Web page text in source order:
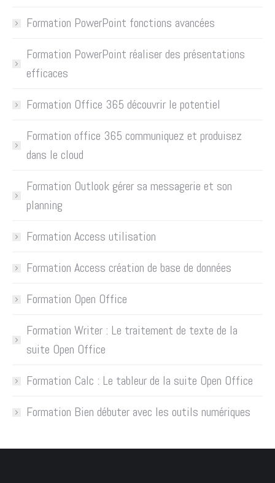
Formation PowerPoint fonctions avancées
Formation PowerPoint réaliser des présentations
efficaces
Formation Office 365 découvrir le potentiel
Formation office 365 communiquez et produisez
dans le cloud
Formation Outlook gérer sa messagerie et son
planning
Formation Access utilisation
Formation Access création de base de données
Formation Open Office
Formation Writer : Le traitement de texte de la
suite Open Office
Formation Calc : Le tableur de la suite Open Office
Formation Bien débuter avec les outils numériques